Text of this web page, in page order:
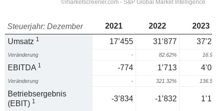
Steuerjahr: Dezember 2021 2022
2023
Umsatz 1 17’455 31’877
Veränderung - 82.62%
EBITDA 1 -774 1’713
Veränderung - 321.32%
Betriebsergebnis
(EBIT) 1 -3’834 -1’832